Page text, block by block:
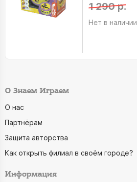
1 290 р.
Нет в наличии
О Знаем Играем
О нас
Партнёрам
Защита авторства
Как открыть филиал в своём городе?
Информация